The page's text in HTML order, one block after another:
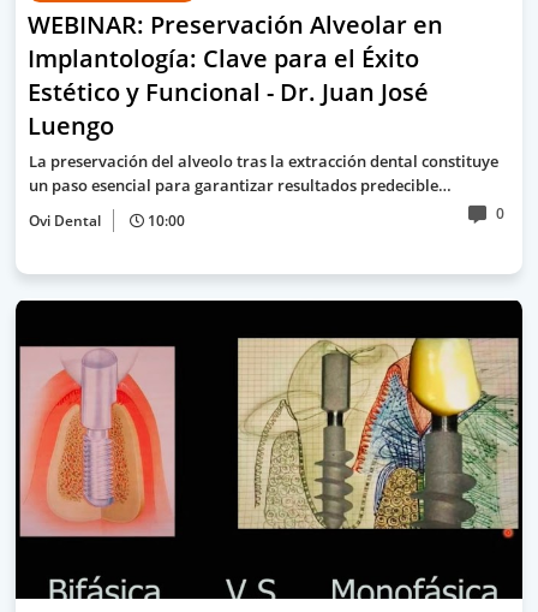
WEBINAR: Preservación Alveolar en
Implantología: Clave para el Éxito
Estético y Funcional - Dr. Juan José
Luengo
La preservación del alveolo tras la extracción dental constituye
un paso esencial para garantizar resultados predecible…
Ovi Dental 10:00 0